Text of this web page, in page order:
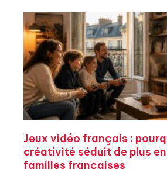
Jeux vidéo français :
créativité séduit de plus
familles françaises